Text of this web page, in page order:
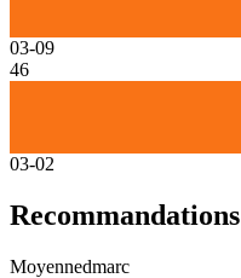
03-09
46
03-02
Recommandations
Moyennedmarc